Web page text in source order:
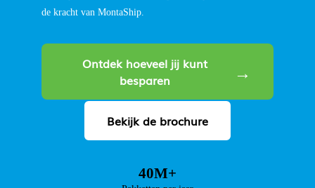
de kracht van MontaShip.
Ontdek hoeveel jij kunt
besparen
Bekijk de brochure
40M+